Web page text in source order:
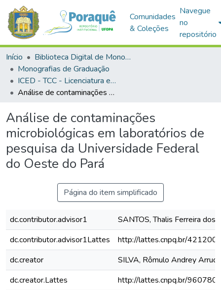
Comunidades
& Coleções
Navegue
no
repositório
Início
Biblioteca Digital de Monografias (BDM)
Monografias de Graduação
ICED - TCC - Licenciatura em Ciências Biológicas
Análise de contaminações microbiológicas em laboratórios de pesquisa da Universidade Federal do Oeste do Pará
Análise de contaminações
microbiológicas em laboratórios de
pesquisa da Universidade Federal
do Oeste do Pará
Página do item simplificado
dc.contributor.advisor1
SANTOS, Thalis Ferreira dos
dc.contributor.advisor1Lattes
http://lattes.cnpq.br/
dc.creator
SILVA, Rômulo Andrey
dc.creator.Lattes
http://lattes.cnpq.br/